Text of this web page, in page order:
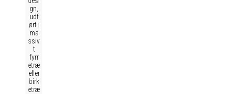
gn,
udf
ørt i
ma
ssiv
t
fyrr
etræ
eller
birk
etræ